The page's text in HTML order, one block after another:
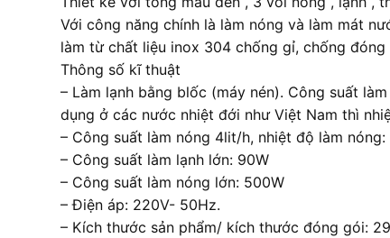
Với công năng chính là làm nóng và làm mát
làm từ chất liệu inox 304 chống gỉ, chống
Thông số kĩ thuật
– Làm lạnh bằng blốc (máy nén). Công suất
dụng ở các nước nhiệt đới như Việt Nam thì
– Công suất làm nóng 4lit/h, nhiệt độ làm
– Công suất làm lạnh lớn: 90W
– Công suất làm nóng lớn: 500W
– Điện áp: 220V- 50Hz.
– Kích thước sản phẩm/ kích thước đóng gói: